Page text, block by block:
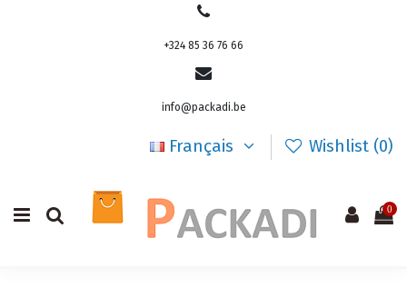
+324 85 36 76 66
info@packadi.be
Français Wishlist (0)
0